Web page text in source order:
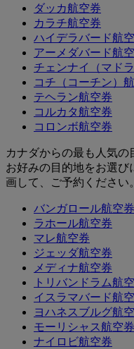
ダッカ航空券
カラチ航空券
ハイデラバード航
アーメダバード航
チェンナイ（マド
コチ（コーチン）
テヘラン航空券
コルカタ航空券
コロンボ航空券
カナダからの最も人気の
お好みの目的地をお選
画して、ご予約ください。
バンガロール航空券
ラホール航空券
マレ航空券
ジェッダ航空券
メディナ航空券
トリバンドラム航
イスラマバード航
ヨハネスブルグ航
モーリシャス航空券
ナイロビ航空券